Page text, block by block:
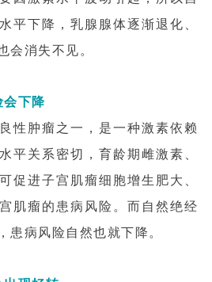
平下降，乳腺腺体逐渐退化、
会消失不见。
会下降
性肿瘤之一，是一种激素依赖
平关系密切，育龄期雌激素、
促进子宫肌瘤细胞增生肥大、
肌瘤的患病风险。而自然绝经
患病风险自然也就下降。